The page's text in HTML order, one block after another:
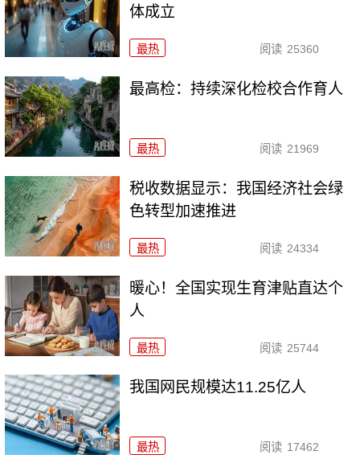
体成立
最热 阅读 25360
最高检：持续深化检校合作育人
最热 阅读 21969
税收数据显示：我国经济社会绿
色转型加速推进
最热 阅读 24334
暖心！全国实现生育津贴直达个
人
最热 阅读 25744
我国网民规模达11.25亿人
最热 阅读 17462